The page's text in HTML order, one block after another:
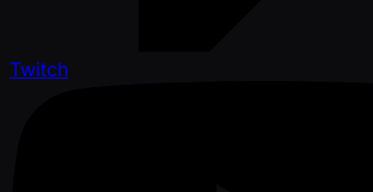
Twitch